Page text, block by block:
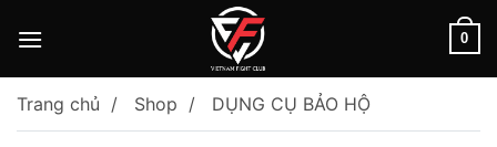
0
Trang chủ Shop DỤNG CỤ BẢO HỘ